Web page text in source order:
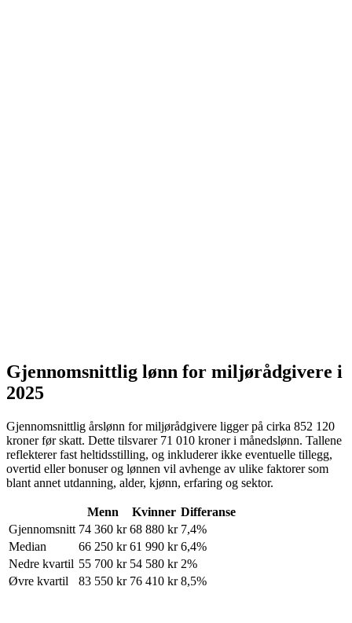
Gjennomsnittlig lønn for miljørådgivere i
2025
Gjennomsnittlig årslønn formiljørådgivere ligger på cirka 852 120
kronerfør skatt. Dette tilsvarer 71 010 kroneri månedslønn. Tallene
reflekterer fast heltidsstilling, og inkluderer ikke eventuelle tillegg,
overtid eller bonuser og lønnen vil avhenge av ulike faktorer som
blant annet utdanning, alder, kjønn, erfaring og sektor.
Menn Kvinner Differanse
Gjennomsnitt 74 360 kr 68 880 kr 7,4%
Median
66 250 kr 61 990 kr 6,4%
Nedre kvartil 55 700 kr 54 580 kr 2%
Øvre kvartil
83 550 kr 76 410 kr 8,5%